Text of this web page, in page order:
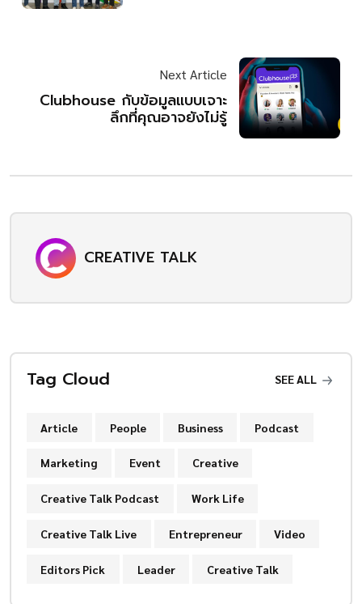
Next Article
Clubhouse กับข้อมูลแบบเจาะ
ลึกที่คุณอาจยังไม่รู้
CREATIVE TALK
Tag Cloud SEE ALL
Article People Business Podcast
Marketing Event Creative
Creative Talk Podcast Work Life
Creative Talk Live Entrepreneur Video
Editors Pick Leader Creative Talk